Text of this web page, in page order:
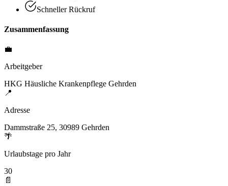
Schneller Rückruf
Zusammenfassung
💼
Arbeitgeber
HKG Häusliche Krankenpflege Gehrden
📍
Adresse
Dammstraße 25, 30989 Gehrden
🌴
Urlaubstage pro Jahr
30
📄